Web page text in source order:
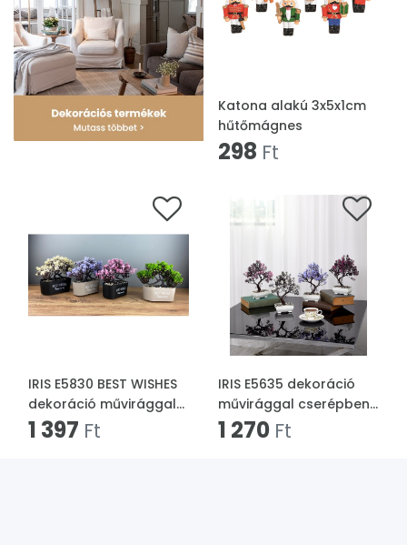
Katona alakú 3x5x1cm
hűtőmágnes
298 Ft
IRIS E5830 BEST WISHES
dekoráció művirággal
dézsában 20x18cm
1 397 Ft
IRIS E5635 dekoráció
művirággal cserépben
18x24cm
1 270 Ft